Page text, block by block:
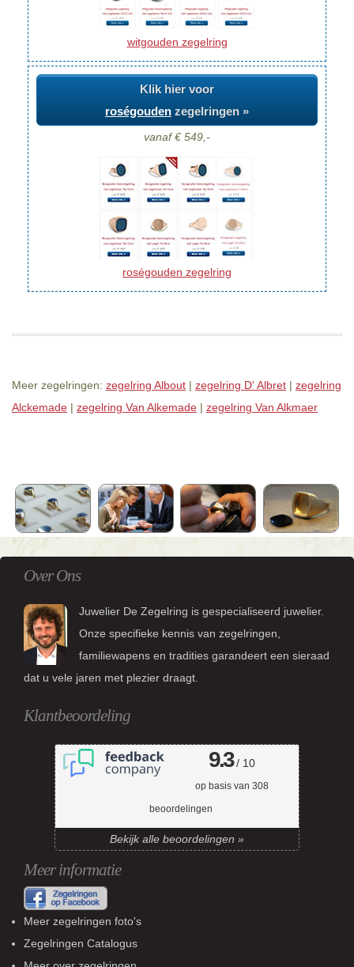
witgouden zegelring
Klik hier voor
roségouden zegelringen »
vanaf € 549,-
roségouden zegelring
Meer zegelringen: zegelring Albout | zegelring D' Albret | zegelring
Alckemade | zegelring Van Alkemade | zegelring Van Alkmaer
Over Ons
Juwelier De Zegelring is gespecialiseerd juwelier.
Onze specifieke kennis van zegelringen,
familiewapens en tradities garandeert een sieraad
dat u vele jaren met plezier draagt.
Klantbeoordeling
9.3/ 10
op basis van 308
beoordelingen
Bekijk alle beoordelingen »
Meer informatie
Meer zegelringen foto's
Zegelringen Catalogus